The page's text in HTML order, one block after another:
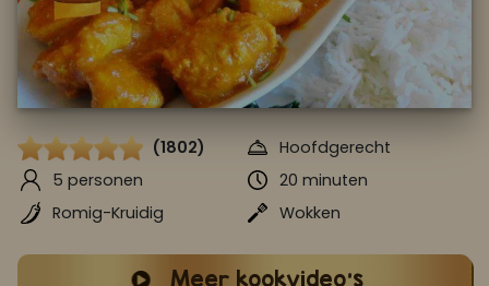
Koop ons bestseller kookboek
Ofklik hierom je aan te melden voor Mijn Kookboek.
(1802)
Hoofdgerecht
5 personen
20 minuten
Romig-Kruidig
Wokken
Meer kookvideo's